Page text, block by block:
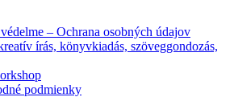
– Ochrana osobných údajov
írás, könyvkiadás, szöveggondozás,
podmienky